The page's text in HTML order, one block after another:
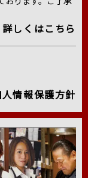
詳しくはこちら
情報保護方針